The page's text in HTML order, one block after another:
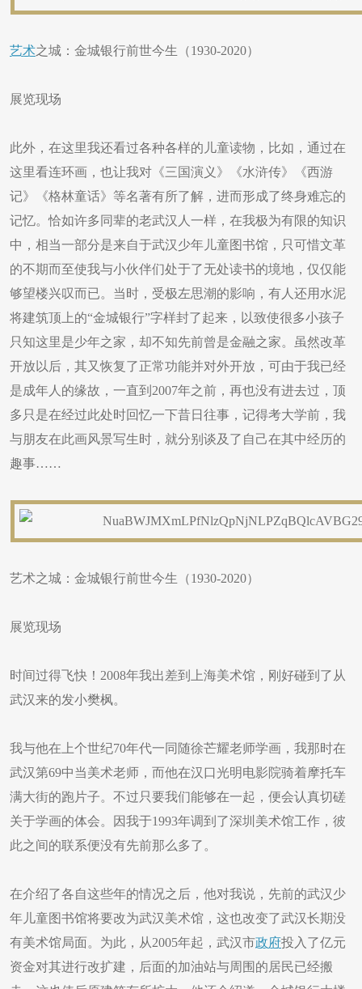
艺术之城：金城银行前世今生（1930-2020）
展览现场
此外，在这里我还看过各种各样的儿童读物，比如，通过在
这里看连环画，也让我对《三国演义》《水浒传》《西游
记》《格林童话》等名著有所了解，进而形成了终身难忘的
记忆。恰如许多同辈的老武汉人一样，在我极为有限的知识
中，相当一部分是来自于武汉少年儿童图书馆，只可惜文革
的不期而至使我与小伙伴们处于了无处读书的境地，仅仅能
够望楼兴叹而已。当时，受极左思潮的影响，有人还用水泥
将建筑顶上的“金城银行”字样封了起来，以致使很多小孩子
只知这里是少年之家，却不知先前曾是金融之家。虽然改革
开放以后，其又恢复了正常功能并对外开放，可由于我已经
是成年人的缘故，一直到2007年之前，再也没有进去过，顶
多只是在经过此处时回忆一下昔日往事，记得考大学前，我
与朋友在此画风景写生时，就分别谈及了自己在其中经历的
趣事……
艺术之城：金城银行前世今生（1930-2020）
展览现场
时间过得飞快！2008年我出差到上海美术馆，刚好碰到了从
武汉来的发小樊枫。
我与他在上个世纪70年代一同随徐芒耀老师学画，我那时在
武汉第69中当美术老师，而他在汉口光明电影院骑着摩托车
满大街的跑片子。不过只要我们能够在一起，便会认真切磋
关于学画的体会。因我于1993年调到了深圳美术馆工作，彼
此之间的联系便没有先前那么多了。
在介绍了各自这些年的情况之后，他对我说，先前的武汉少
年儿童图书馆将要改为武汉美术馆，这也改变了武汉长期没
有美术馆局面。为此，从2005年起，武汉市政府投入了亿元
资金对其进行改扩建，后面的加油站与周围的居民已经搬